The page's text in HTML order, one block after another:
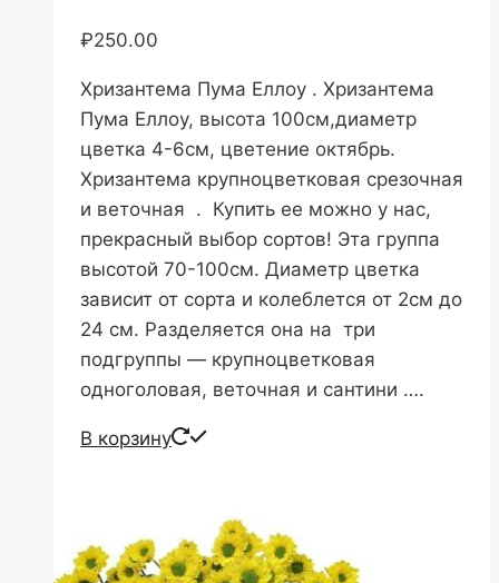
₽250.00
Хризантема Пума Еллоу . Хризантема
Пума Еллоу, высота 100см,диаметр
цветка 4-6см, цветение октябрь.
Хризантема крупноцветковая срезочная
и веточная . Купить ее можно у нас,
прекрасный выбор сортов! Эта группа
высотой 70-100см. Диаметр цветка
зависит от сорта и колеблется от 2см до
24 см. Разделяется она на три
подгруппы — крупноцветковая
одноголовая, веточная и сантини ….
В корзину